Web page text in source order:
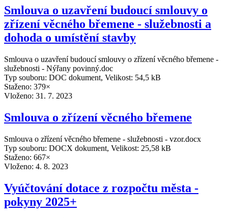
Smlouva o uzavření budoucí smlouvy o
zřízení věcného břemene - služebnosti a
dohoda o umístění stavby
Smlouva o uzavření budoucí smlouvy o zřízení věcného břemene -
služebnosti - Nýřany povinný.doc
Typ souboru: DOC dokument, Velikost: 54,5 kB
Staženo: 379×
Vloženo: 31. 7. 2023
Smlouva o zřízení věcného břemene
Smlouva o zřízení věcného břemene - služebnosti - vzor.docx
Typ souboru: DOCX dokument, Velikost: 25,58 kB
Staženo: 667×
Vloženo: 4. 8. 2023
Vyúčtování dotace z rozpočtu města -
pokyny 2025+